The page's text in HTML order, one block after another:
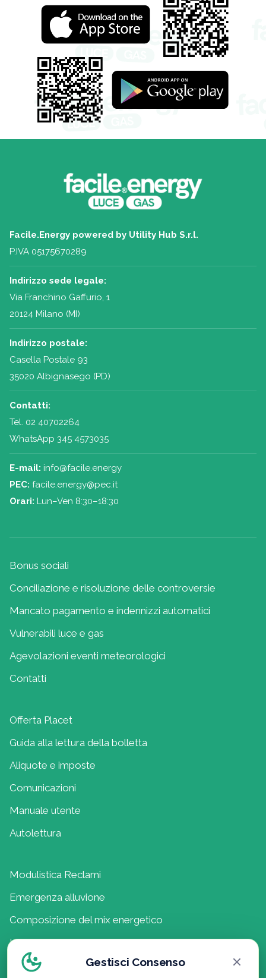
Facile.Energy powered by Utility Hub S.r.l.
P.IVA 05175670289
Indirizzo sede legale:
Via Franchino Gaffurio, 1
20124 Milano (MI)
Indirizzo postale:
Casella Postale 93
35020 Albignasego (PD)
Contatti:
Tel. 02 40702264
WhatsApp 345 4573035
E-mail: info@facile.energy
PEC: facile.energy@pec.it
Orari: Lun–Ven 8:30–18:30
Bonus sociali
Conciliazione e risoluzione delle controversie
Mancato pagamento e indennizzi automatici
Vulnerabili luce e gas
Agevolazioni eventi meteorologici
Contatti
Offerta Placet
Guida alla lettura della bolletta
Aliquote e imposte
Comunicazioni
Manuale utente
Autolettura
Modulistica Reclami
Emergenza alluvione
Composizione del mix energetico
Lavora con noi
Politica della QualitàGestisci Consenso